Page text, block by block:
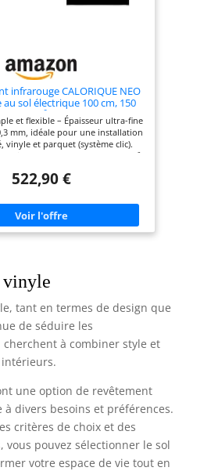
infrarouge CALORIQUE NEO
au sol électrique 100 cm, 150
20,0 m² – Film ultra-fin pour
vinyle et parquet – Avec
Numérique WL Noir inclus
et flexible – Épaisseur ultra-fine
mm, idéale pour une installation
vinyle et parquet (système clic).
puissance de chauffage 150 W/m²,
une répartition uniforme et
– Solution de chauffage
pour les espaces résidentiels et
Intégré discrètement sous le
sol, fonctionnement silencieux,
et durable – Compatible avec
renouvelables telles que
d’exploitation réduits et un
Thermostat tactile Warm
d’ambiance numérique
pour chauffage au sol électrique
température ambiante intégré et
Écran tactile rétroéclairé,
jusqu’à 16 A, pour un
précis et économe en énergie.
à un prix juste – Chauffage au
fabriqué avec des matériaux
une finition précise pour une
sûre et fiable au quotidien.
522,90 €
tant en termes de design que
de séduire les
à combiner style et
une option de revêtement
à divers besoins et préférences.
critères de choix et des
vous pouvez sélectionner le sol
votre espace de vie tout en